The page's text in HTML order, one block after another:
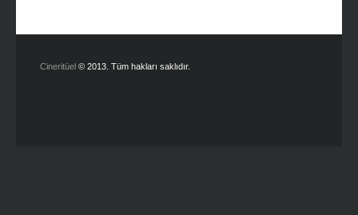
Cineritüel © 2013. Tüm hakları saklıdır.